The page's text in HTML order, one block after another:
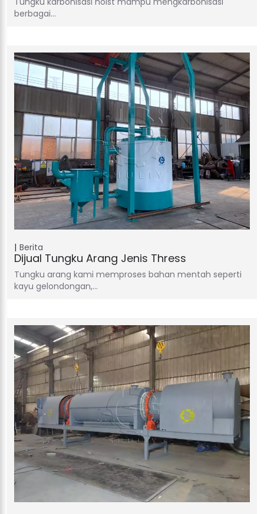
berbagai…
Berita
Dijual Tungku Arang Jenis Thress
Tungku arang kami memproses bahan mentah seperti
kayu gelondongan,…